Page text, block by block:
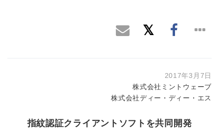
2017年3月7日
株式会社ミントウェーブ
株式会社ディー・ディー・エス
指紋認証クライアントソフトを共同開発